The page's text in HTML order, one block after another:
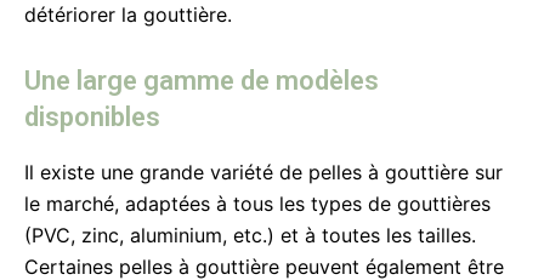
détériorer la gouttière.
Une large gamme de modèles
disponibles
Il existe une grande variété de pelles à gouttière sur
le marché, adaptées à tous les types de gouttières
(PVC, zinc, aluminium, etc.) et à toutes les tailles.
Certaines pelles à gouttière peuvent également être